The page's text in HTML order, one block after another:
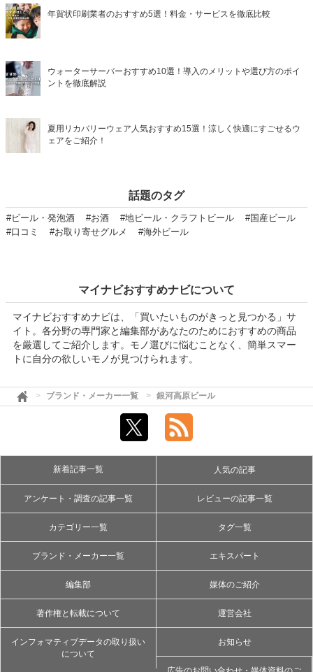
年賀状印刷業者のおすすめ5選！料金・サービスを徹底比較
ウォーターサーバーおすすめ10選！導入のメリットや選び方のポイ
ントを徹底解説
夏用リカバリーウェア人気おすすめ15選！涼しく快適にすごせるウ
ェアをご紹介！
話題のタグ
#ビール・発泡酒 #お酒 #地ビール・クラフトビール
#国産ビール
#口コミ
#お取り寄せグルメ #海外ビール
マイナビおすすめナビについて
マイナビおすすめナビは、「買いたいものがきっと見つかる」サ
イト。各分野の専門家と編集部があなたのためにおすすめの商品
を厳選してご紹介します。モノ選びに悩むことなく、簡単スマー
トに自分の欲しいモノが見つけられます。
ブランド・メーカー一覧 銀河高原ビール
新着記事一覧 人気の記事
アンケート・調査の記事一覧 レビューの記事一覧
カテゴリー一覧 タグ一覧
ブランド・メーカー一覧 エキスパート
編集部 媒体のご紹介
著作権と転載について 運営会社
インフォマティブデータの取り扱い
について
お知らせ